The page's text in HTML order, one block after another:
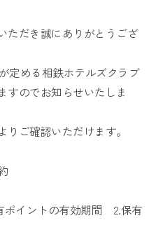
ただき誠にありがとうござ
定める相鉄ホテルズクラブ
すのでお知らせいたしま
ご確認いただけます。
ポイントの有効期間 2.保有